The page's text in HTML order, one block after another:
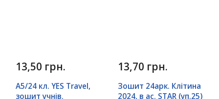
13,50 грн.
А5/24 кл. YES Travel,
зошит учнів.
13,70 грн.
Зошит 24арк. Клітина
2024, в ас. STAR (уп.25)